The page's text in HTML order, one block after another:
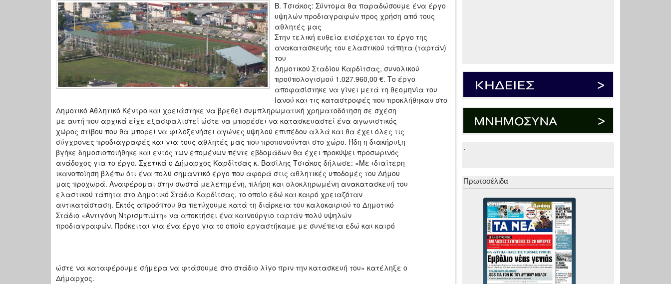
Β. Τσιάκος: Σύντομα θα παραδώσουμε ένα έργο
υψηλών προδιαγραφών προς χρήση από τους
αθλητές μας
Στην τελική ευθεία εισέρχεται το έργο της
ανακατασκευής του ελαστικού τάπητα (ταρτάν)
του
Δημοτικού Σταδίου Καρδίτσας, συνολικού
προϋπολογισμού 1.027.960,00 €. Το έργο
αποφασίστηκε να γίνει μετά τη θεομηνία του
Ιανού και τις καταστροφές που προκλήθηκαν στο
Δημοτικό Αθλητικό Κέντρο και χρειάστηκε να βρεθεί συμπληρωματική χρηματοδότηση σε σχέση
με αυτή που αρχικά είχε εξασφαλιστεί ώστε να μπορέσει να κατασκευαστεί ένα αγωνιστικός
χώρος στίβου που θα μπορεί να φιλοξενήσει αγώνες υψηλού επιπέδου αλλά και θα έχει όλες τις
σύγχρονες προδιαγραφές και για τους αθλητές μας που προπονούνται στο χώρο. Ήδη η διακήρυξη
βγήκε δημοσιοποιήθηκε και εντός των επομένων πέντε εβδομάδων θα έχει προκύψει προσωρινός
ανάδοχος για το έργο. Σχετικά ο Δήμαρχος Καρδίτσας κ. Βασίλης Τσιάκος δήλωσε: «Με ιδιαίτερη
ικανοποίηση βλέπω ότι ένα πολύ σημαντικό έργο που αφορά στις αθλητικές υποδομές του Δήμου
μας προχωρά. Αναφέρομαι στην σωστά μελετημένη, πλήρη και ολοκληρωμένη ανακατασκευή του
ελαστικού τάπητα στο Δημοτικό Στάδιο Καρδίτσας, το οποίο εδώ και καιρό χρειαζόταν
αντικατάσταση. Εκτός απροόπτου θα πετύχουμε κατά τη διάρκεια του καλοκαιριού το Δημοτικό
Στάδιο «Αντιγόνη Ντρισμπιώτη» να αποκτήσει ένα καινούργιο ταρτάν πολύ υψηλών
προδιαγραφών. Πρόκειται για ένα έργο για το οποίο εργαστήκαμε με συνέπεια εδώ και καιρό
ώστε να καταφέρουμε σήμερα να φτάσουμε στο στάδιο λίγο πριν την κατασκευή του» κατέληξε ο
Δήμαρχος.
.
.
Πρωτοσέλιδα